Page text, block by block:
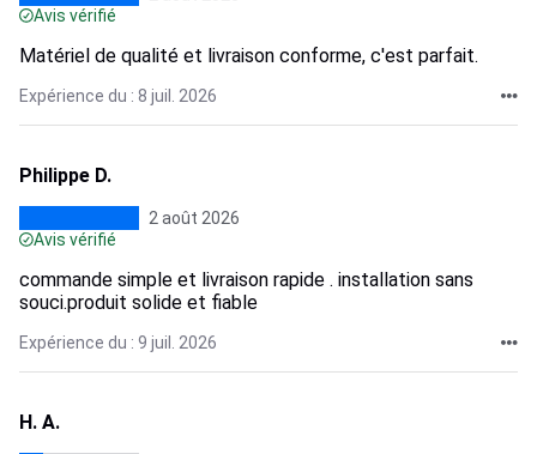
Avis vérifié
Matériel de qualité et livraison conforme, c'est parfait.
Expérience du : 8 juil. 2026
Philippe D.
2 août 2026
Avis vérifié
commande simple et livraison rapide . installation sans
souci.produit solide et fiable
Expérience du : 9 juil. 2026
H. A.